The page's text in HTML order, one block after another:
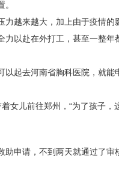
越来越大，加上由于疫情
以赴在外打工，甚至一整
起去河南省胸科医院，就能
女儿前往郑州，“为了孩子，
申请，不到两天就通过了